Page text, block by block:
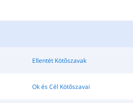
Ellentét Kötőszavak
Ok és Cél Kötőszavai